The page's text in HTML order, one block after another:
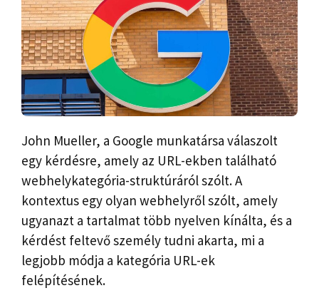
John Mueller, a Google munkatársa válaszolt
egy kérdésre, amely az URL-ekben található
webhelykategória-struktúráról szólt. A
kontextus egy olyan webhelyről szólt, amely
ugyanazt a tartalmat több nyelven kínálta, és a
kérdést feltevő személy tudni akarta, mi a
legjobb módja a kategória URL-ek
felépítésének.